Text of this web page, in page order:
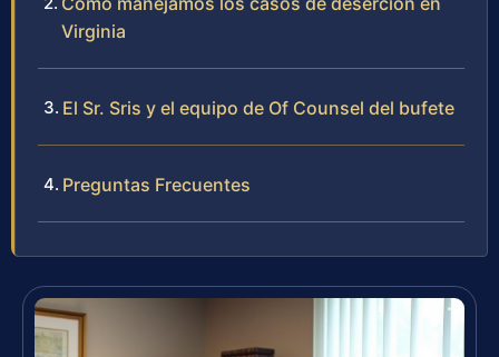
Virginia
El Sr. Sris y el equipo de Of Counsel del bufete
Preguntas Frecuentes